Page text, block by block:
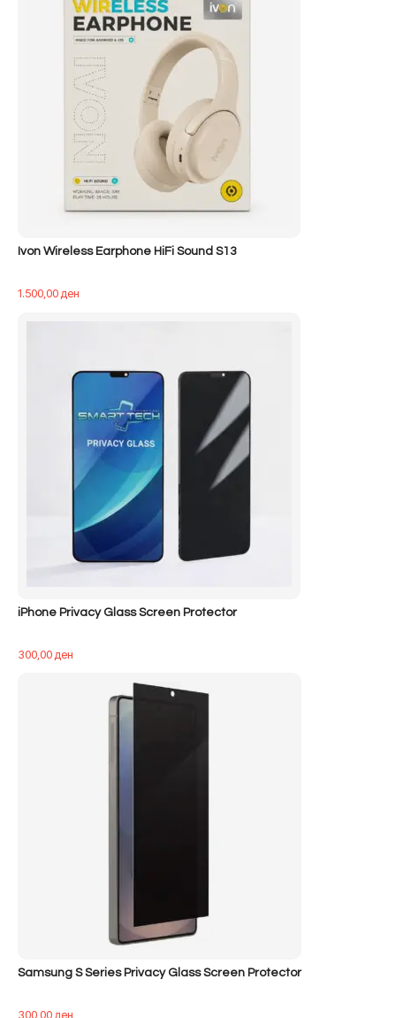
Ivon Wireless Earphone HiFi Sound S13
1.500,00ден
iPhone Privacy Glass Screen Protector
300,00ден
Samsung S Series Privacy Glass Screen Protector
300,00ден